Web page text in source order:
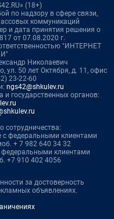
(18+)
по надзору в сфере связи,
коммуникаций
и дата принятия решения о
от 07.08.2020 г.
"ИНТЕРНЕТ
Николаевич
ул. 50 лет Октября, д. 11, офис
23-22-60
ngs42@shkulev.ru
государственных органов:
сотрудничества:
федеральными клиентами
+ 7 982 640 34 32
федеральными клиентами
+7 910 402 4056
за достоверность
объявлениях.